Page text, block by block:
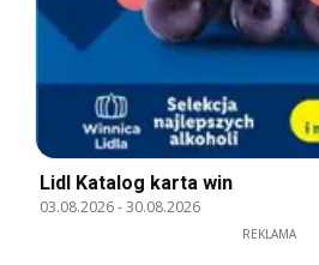
Lidl Katalog karta win
03.08.2026-30.08.2026
REKLAMA